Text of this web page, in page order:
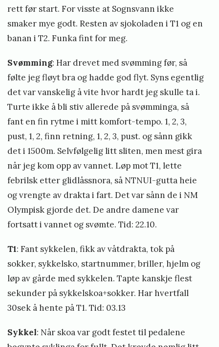
rett før start. For visste at Sognsvann ikke
smaker mye godt. Resten av sjokoladen i T1 og en
banan i T2. Funka fint for meg.
Svømming: Har drevet med svømming før, så
følte jeg fløyt bra og hadde god flyt. Syns egentlig
det var vanskelig å vite hvor hardt jeg skulle ta i.
Turte ikke å bli stiv allerede på svømminga, så
fant en fin rytme i mitt komfort-tempo. 1, 2, 3,
pust, 1, 2, finn retning, 1, 2, 3, pust. og sånn gikk
det i 1500m. Selvfølgelig litt sliten, men mest gira
når jeg kom opp av vannet. Løp mot T1, lette
febrilsk etter glidlåssnora, så NTNUI-gutta heie
og vrengte av drakta i fart. Det var sånn de i NM
Olympisk gjorde det. De andre damene var
fortsatt i vannet og svømte. Tid: 22.10.
T1: Fant sykkelen, fikk av våtdrakta, tok på
sokker, sykkelsko, startnummer, briller, hjelm og
løp av gårde med sykkelen. Tapte kanskje flest
sekunder på sykkelskoa+sokker. Har hvertfall
30sek å hente på T1. Tid: 03.13
Sykkel: Når skoa var godt festet til pedalene